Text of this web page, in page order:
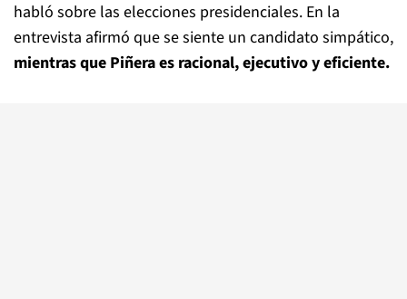
habló sobre las elecciones presidenciales. En la
entrevista afirmó que se siente un candidato simpático,
mientras que Piñera es racional, ejecutivo y eficiente.